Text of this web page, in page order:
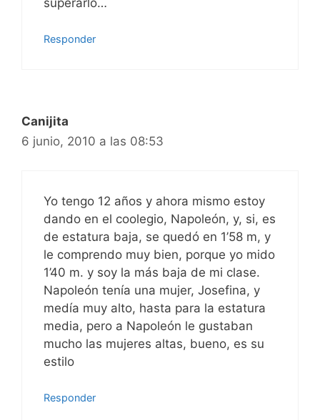
Responder
Canijita
6 junio, 2010 a las 08:53
Yo tengo 12 años y ahora mismo estoy
dando en el coolegio, Napoleón, y, si, es
de estatura baja, se quedó en 1’58 m, y
le comprendo muy bien, porque yo mido
1’40 m. y soy la más baja de mi clase.
Napoleón tenía una mujer, Josefina, y
medía muy alto, hasta para la estatura
media, pero a Napoleón le gustaban
mucho las mujeres altas, bueno, es su
estilo
Responder